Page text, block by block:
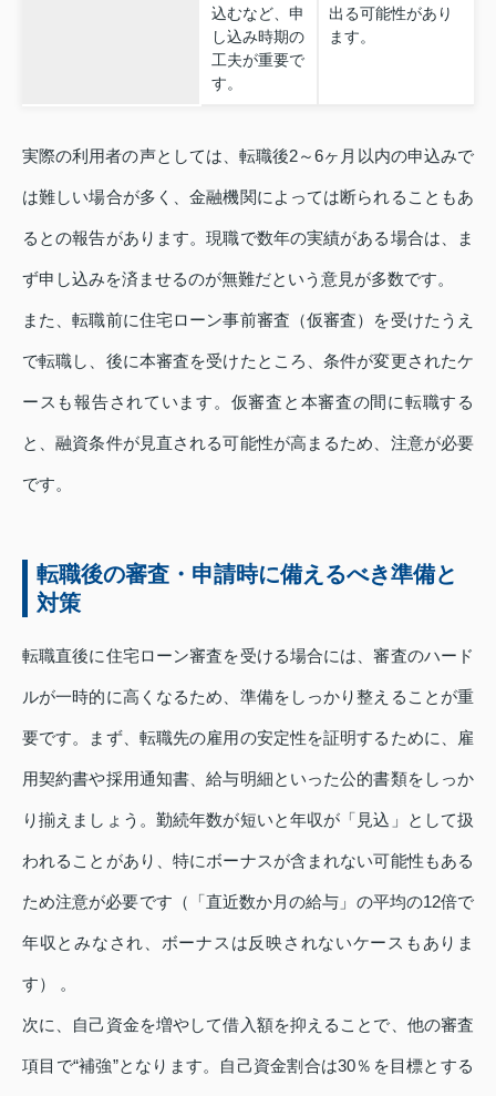
込むなど、申
し込み時期の
工夫が重要で
す。
出る可能性があり
ます。
実際の利用者の声としては、転職後2～6ヶ月以内の申込みで
は難しい場合が多く、金融機関によっては断られることもあ
るとの報告があります。現職で数年の実績がある場合は、ま
ず申し込みを済ませるのが無難だという意見が多数です。
また、転職前に住宅ローン事前審査（仮審査）を受けたうえ
で転職し、後に本審査を受けたところ、条件が変更されたケ
ースも報告されています。仮審査と本審査の間に転職する
と、融資条件が見直される可能性が高まるため、注意が必要
です。
転職後の審査・申請時に備えるべき準備と
対策
転職直後に住宅ローン審査を受ける場合には、審査のハード
ルが一時的に高くなるため、準備をしっかり整えることが重
要です。まず、転職先の雇用の安定性を証明するために、雇
用契約書や採用通知書、給与明細といった公的書類をしっか
り揃えましょう。勤続年数が短いと年収が「見込」として扱
われることがあり、特にボーナスが含まれない可能性もある
ため注意が必要です（「直近数か月の給与」の平均の12倍で
年収とみなされ、ボーナスは反映されないケースもありま
す） 。
次に、自己資金を増やして借入額を抑えることで、他の審査
項目で“補強”となります。自己資金割合は30％を目標とする